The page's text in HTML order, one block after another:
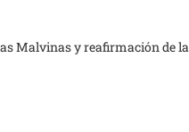
Malvinas y reafirmación de